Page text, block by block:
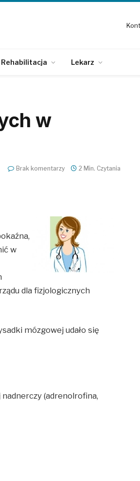
Rehabilitacja Lekarz
w
Brak komentarzy 2 Min. Czytania
w
dla fizjologicznych
mózgowej udało się
(adrenolrofina,